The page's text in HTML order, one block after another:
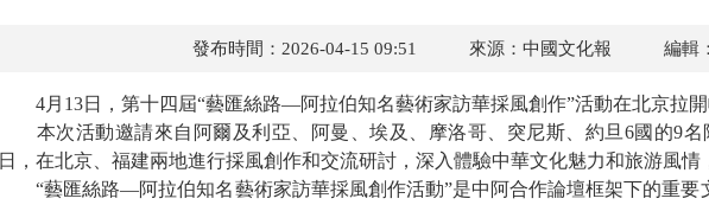
發布時間：2026-04-15 09:51 來源：中國文化報 編輯
4月13日，第十四屆“藝匯絲路—阿拉伯知名藝術家訪華採風創作”活動在北京拉開
本次活動邀請來自阿爾及利亞、阿曼、埃及、摩洛哥、突尼斯、約旦6國的9名
日，在北京、福建兩地進行採風創作和交流研討，深入體驗中華文化魅力和旅游風情
“藝匯絲路—阿拉伯知名藝術家訪華採風創作活動”是中阿合作論壇框架下的重要